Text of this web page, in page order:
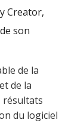
Creator,
son
de la
de la
résultats
du logiciel